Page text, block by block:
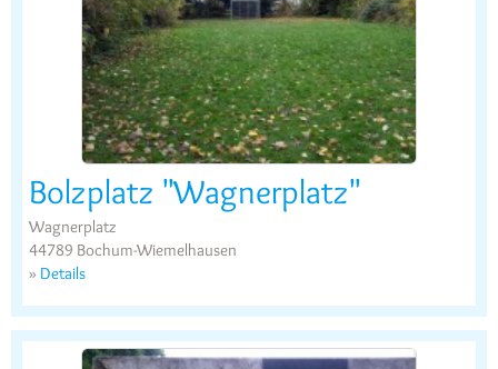
Bolzplatz "Wagnerplatz"
Wagnerplatz
44789 Bochum-Wiemelhausen
» Details